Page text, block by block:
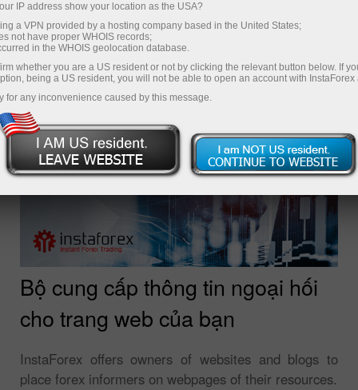
Mở tài khoản demo
Bộ cung cấp thông tin ngoại hối
cho trang web của bạn
InstaForex offers owners of websites and blogs to
place forex informers on webpages of their resources.
IP address show your location as the USA?
a VPN provided by a hosting company based in the United States;
not have proper WHOIS records;
in the WHOIS geolocation database.
whether you are a US resident or not by clicking the relevant button below. If
being a US resident, you will not be able to open an account with InstaForex
for any inconvenience caused by this message.